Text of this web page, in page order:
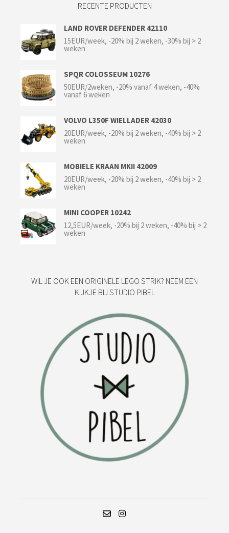
RECENTE PRODUCTEN
LAND ROVER DEFENDER 42110
15EUR/week, -20% bij 2 weken, -30% bij > 2
weken
SPQR COLOSSEUM 10276
50EUR/2weken, -20% vanaf 4 weken, -40%
vanaf 6 weken
VOLVO L350F WIELLADER 42030
20EUR/week, -20% bij 2 weken, -40% bij > 2
weken
MOBIELE KRAAN MKII 42009
20EUR/week, -20% bij 2 weken, -40% bij > 2
weken
MINI COOPER 10242
12,5EUR/week, -20% bij 2 weken, -40% bij > 2
weken
WIL JE OOK EEN ORIGINELE LEGO STRIK? NEEM EEN
KIJKJE BIJ STUDIO PIBEL